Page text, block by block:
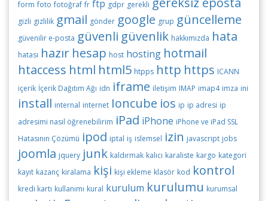
form foto fotoğraf fr ftp gdpr gerekli
gizli gizlilik gmail gönder google grup güncelleme
güvenilir e-posta güvenli güvenlik hakkımızda hata
hatası hazır hesap host hosting hotmail
htaccess html html5 htpps http https ICANN
içerik İçerik Dağıtım Ağı idn iframe iletişim IMAP imap4 imza ini
install internal internet Ioncube ios ip ip adresi ip
adresimi nasıl öğrenebilirim iPad iPhone iPhone ve iPad SSL
Hatasının Çözümü ipod iptal iş islemsel izin javascript jobs
joomla jquery junk kaldırmak kalıcı karaliste kargo kategori
kayıt kazanç kiralama kişi kişi ekleme klasör kod kontrol
kredi kartı kullanımı kural kurulum kurulumu kurumsal